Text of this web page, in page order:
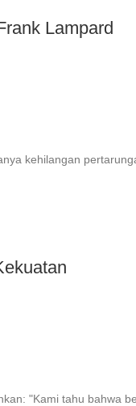
Lampard
kehilangan
"Kami tahu bahwa